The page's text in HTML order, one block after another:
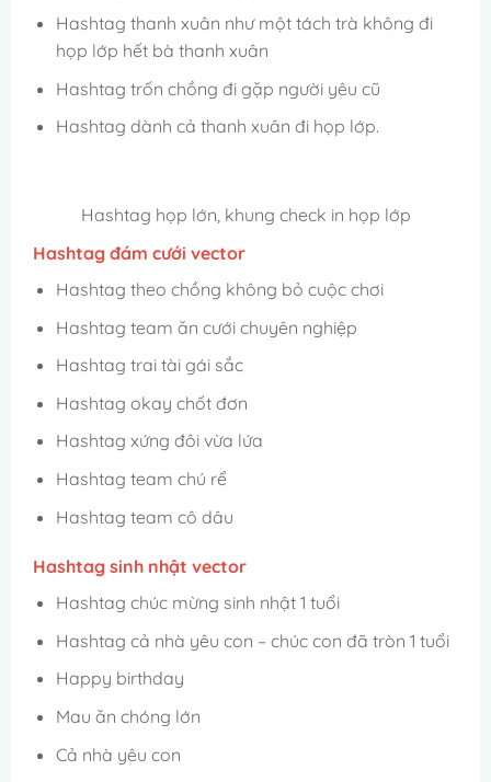
Hashtag thanh xuân như một tách trà không đi
họp lớp hết bà thanh xuân
Hashtag trốn chồng đi gặp người yêu cũ
Hashtag dành cả thanh xuân đi họp lớp.
Hashtag họp lớn, khung check in họp lớp
Hashtag đám cưới vector
Hashtag theo chồng không bỏ cuộc chơi
Hashtag team ăn cưới chuyên nghiệp
Hashtag trai tài gái sắc
Hashtag okay chốt đơn
Hashtag xứng đôi vừa lứa
Hashtag team chú rể
Hashtag team cô dâu
Hashtag sinh nhật vector
Hashtag chúc mừng sinh nhật 1 tuổi
Hashtag cả nhà yêu con – chúc con đã tròn 1 tuổi
Happy birthday
Mau ăn chóng lớn
Cả nhà yêu con